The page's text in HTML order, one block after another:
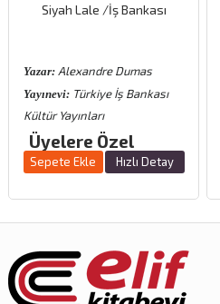
Siyah Lale /İş Bankası
Yazar:Alexandre Dumas
Yayınevi:Türkiye İş Bankası
Kültür Yayınları
Üyelere Özel
Sepete Ekle Hızlı Detay